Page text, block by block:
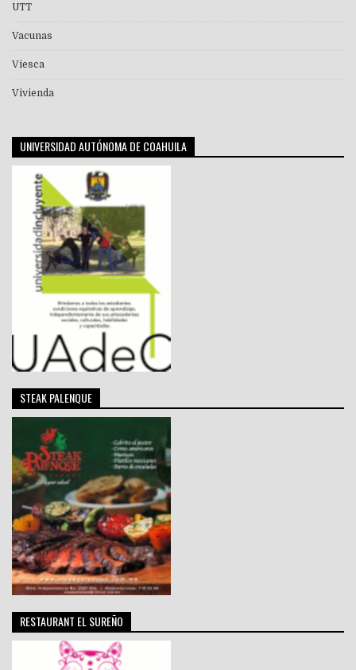
UTT
Vacunas
Viesca
Vivienda
UNIVERSIDAD AUTÓNOMA DE COAHUILA
STEAK PALENQUE
RESTAURANT EL SUREÑO